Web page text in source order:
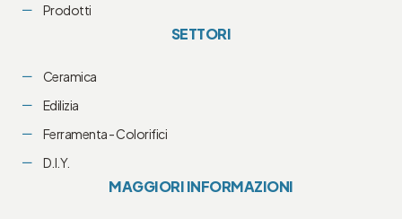
Prodotti
SETTORI
Ceramica
Edilizia
Ferramenta - Colorifici
D.I.Y.
MAGGIORI INFORMAZIONI